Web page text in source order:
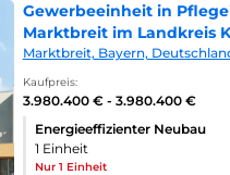
Gewerbeeinheit in
Marktbreit im Landkreis
Marktbreit, Bayern,
Kaufpreis:
3.980.400 € - 3.980.400 €
Energieeffizienter Neubau
1 Einheit
Nur 1 Einheit